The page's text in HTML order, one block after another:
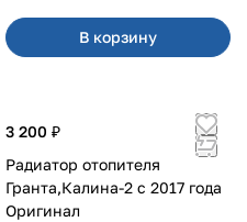
В корзину
3 200 ₽
Радиатор отопителя
Гранта,Калина-2 с 2017 года
Оригинал